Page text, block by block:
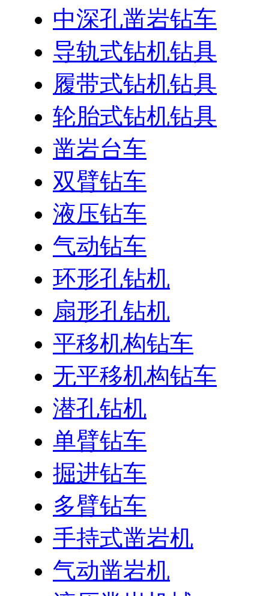
中深孔凿岩钻车
导轨式钻机钻具
履带式钻机钻具
轮胎式钻机钻具
凿岩台车
双臂钻车
液压钻车
气动钻车
环形孔钻机
扇形孔钻机
平移机构钻车
无平移机构钻车
潜孔钻机
单臂钻车
掘进钻车
多臂钻车
手持式凿岩机
气动凿岩机